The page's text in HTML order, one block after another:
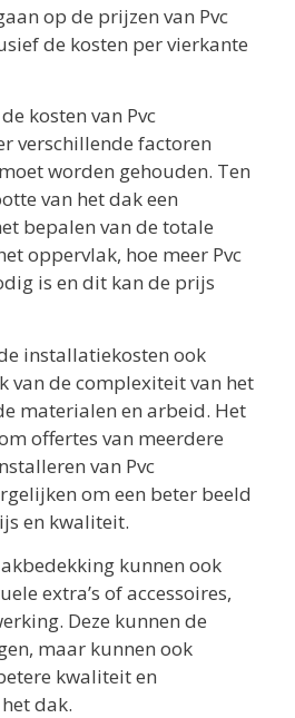
op de prijzen van Pvc
de kosten per vierkante
kosten van Pvc
verschillende factoren
worden gehouden. Ten
van het dak een
bepalen van de totale
oppervlak, hoe meer Pvc
is en dit kan de prijs
installatiekosten ook
van de complexiteit van het
materialen en arbeid. Het
offertes van meerdere
van Pvc
om een beter beeld
en kwaliteit.
kunnen ook
extra’s of accessoires,
Deze kunnen de
maar kunnen ook
kwaliteit en
dak.